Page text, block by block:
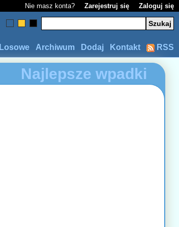
Nie masz konta? Zarejestruj się Zaloguj się
RSS
Kontakt
Dodaj
Archiwum
Losowe
Najlepsze wpadki